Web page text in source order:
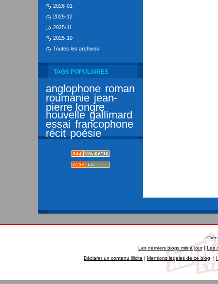
2026-01
2025-12
2025-11
2025-10
Toutes les archives
TAGS POPULAIRES
anglophone roman
roumanie jean-
pierre longre
nouvelle gallimard
essai francophone
récit poésie
Les derniers blogs mis à jour|Les
Déclarer un contenu illicite | Mentions légales de ce blog|